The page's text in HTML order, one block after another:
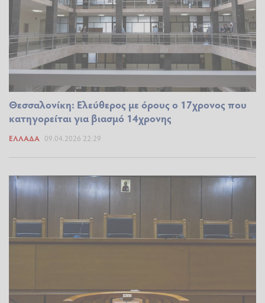
Θεσσαλονίκη: Ελεύθερος με όρους ο 17χρονος που
κατηγορείται για βιασμό 14χρονης
ΕΛΛΆΔΑ 09.04.2026 22:29